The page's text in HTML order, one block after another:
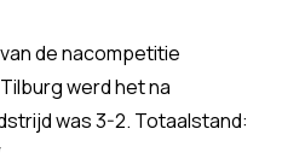
de nacompetitie
werd het na
was 3-2. Totaalstand: